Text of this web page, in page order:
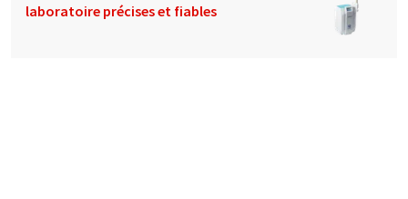
laboratoire précises et fiables